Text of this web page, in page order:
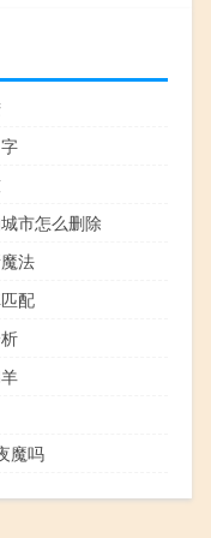
市怎么删除
法
配
魔吗